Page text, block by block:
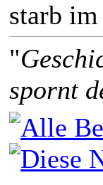
starb
"
spornt